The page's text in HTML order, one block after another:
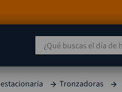
¿Qué buscas el día de hoy?
estacionaria Tronzadoras